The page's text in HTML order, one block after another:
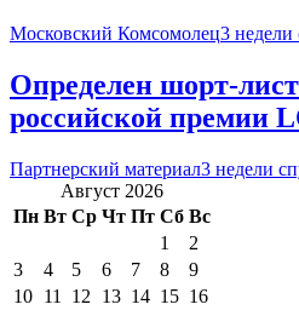
Московский Комсомолец3 недели
Определен шорт-
российской премии
Партнерский материал3 недели
Август 2026
Пн Вт Ср Чт Пт Сб Вс
1
2
3
4 5 6 7 8
9
10 11 12 13 14 15 16